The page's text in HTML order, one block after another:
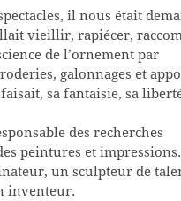
il nous était
vieillir, rapiécer,
de l’ornement par
galonnages et
sa fantaisie, sa
des recherches
peintures et
un sculpteur de
inventeur.